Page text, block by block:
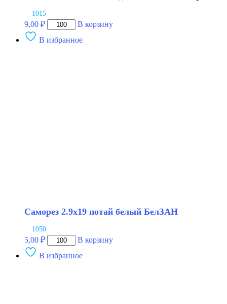
1015
9,00 ₽
Количество
товара
Винт
В корзину
В избранное
Саморез 2.9х19 потай белый БелЗАН
1050
5,00 ₽
Количество
товара
Саморез
В корзину
В избранное